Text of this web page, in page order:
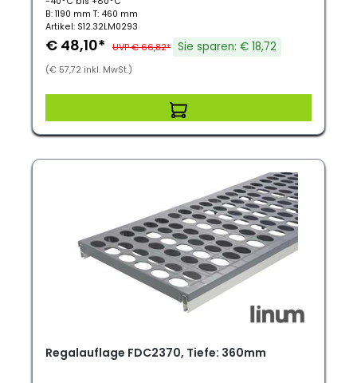
B: 1190 mm T: 460 mm
Artikel: S12.32LM0293
€ 48,10* UVP € 66,82* Sie sparen: € 18,72
(€ 57,72 inkl. MwSt.)
Regalauflage FDC2370, Tiefe: 360mm